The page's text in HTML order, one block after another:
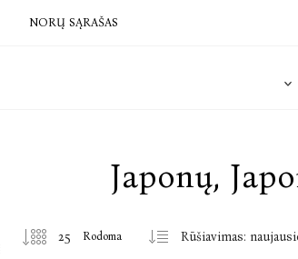
NORŲ SĄRAŠAS
Japonų,
Rodoma